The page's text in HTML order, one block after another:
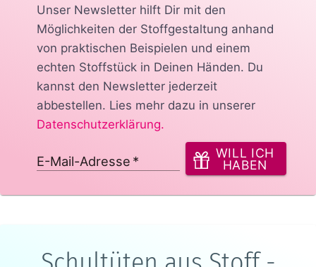
Unser Newsletter hilft Dir mit den
Möglichkeiten der Stoffgestaltung anhand
von praktischen Beispielen und einem
echten Stoffstück in Deinen Händen. Du
kannst den Newsletter jederzeit
abbestellen. Lies mehr dazu in unserer
Datenschutzerklärung.
E-Mail-Adresse *
WILL ICH
HABEN